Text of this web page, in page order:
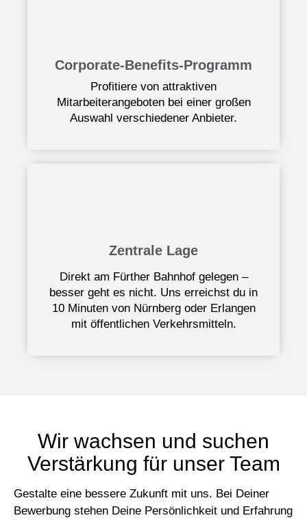
Corporate-Benefits-Programm
Profitiere von attraktiven
Mitarbeiterangeboten bei einer großen
Auswahl verschiedener Anbieter.
Zentrale Lage
Direkt am Fürther Bahnhof gelegen –
besser geht es nicht. Uns erreichst du in
10 Minuten von Nürnberg oder Erlangen
mit öffentlichen Verkehrsmitteln.
Wir wachsen und suchen
Verstärkung für unser Team
Gestalte eine bessere Zukunft mit uns. Bei Deiner
Bewerbung stehen Deine Persönlichkeit und Erfahrung